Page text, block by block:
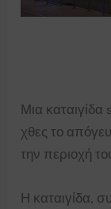
Μια
χθες το
την περιοχή
Η καταιγίδα,